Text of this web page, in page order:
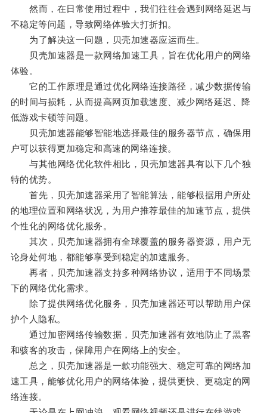
然而，在日常使用过程中，我们往往会遇到网络延迟与
不稳定等问题，导致网络体验大打折扣。
为了解决这一问题，贝壳加速器应运而生。
贝壳加速器是一款网络加速工具，旨在优化用户的网络
体验。
它的工作原理是通过优化网络连接路径，减少数据传输
的时间与损耗，从而提高网页加载速度、减少网络延迟、降
低游戏卡顿等问题。
贝壳加速器能够智能地选择最佳的服务器节点，确保用
户可以获得更加稳定和高速的网络连接。
与其他网络优化软件相比，贝壳加速器具有以下几个独
特的优势。
首先，贝壳加速器采用了智能算法，能够根据用户所处
的地理位置和网络状况，为用户推荐最佳的加速节点，提供
个性化的网络优化服务。
其次，贝壳加速器拥有全球覆盖的服务器资源，用户无
论身处何地，都能够享受到稳定的加速服务。
再者，贝壳加速器支持多种网络协议，适用于不同场景
下的网络优化需求。
除了提供网络优化服务，贝壳加速器还可以帮助用户保
护个人隐私。
通过加密网络传输数据，贝壳加速器有效地防止了黑客
和骇客的攻击，保障用户在网络上的安全。
总之，贝壳加速器是一款功能强大、稳定可靠的网络加
速工具，能够优化用户的网络体验，提供更快、更稳定的网
络连接。